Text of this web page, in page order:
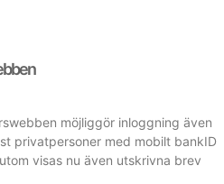
möjliggör inloggning även
privatpersoner med mobilt bankID
visas nu även utskrivna brev